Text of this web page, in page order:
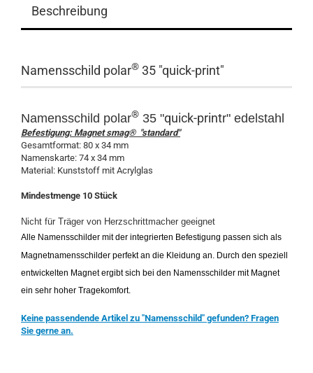
Beschreibung
Namensschild polar® 35 "quick-print"
Namensschild polar® 35 "quick-printr" edelstahl
Befestigung: Magnet smag® "standard"
Gesamtformat: 80 x 34 mm
Namenskarte: 74 x 34 mm
Material: Kunststoff mit Acrylglas
Mindestmenge 10 Stück
Nicht für Träger von Herzschrittmacher geeignet
Alle Namensschilder mit der integrierten Befestigung passen sich als
Magnetnamensschilder perfekt an die Kleidung an. Durch den speziell
entwickelten Magnet ergibt sich bei den Namensschilder mit Magnet
ein sehr hoher Tragekomfort.
Keine passendende Artikel zu "Namensschild" gefunden? Fragen
Sie gerne an.